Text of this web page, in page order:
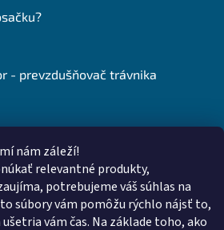
nám záleží!
relevantné produkty,
potrebujeme váš súhlas na
súbory vám pomôžu rýchlo nájsť to,
vám čas. Na základe toho, ako
- prevzdušňovač trávnika